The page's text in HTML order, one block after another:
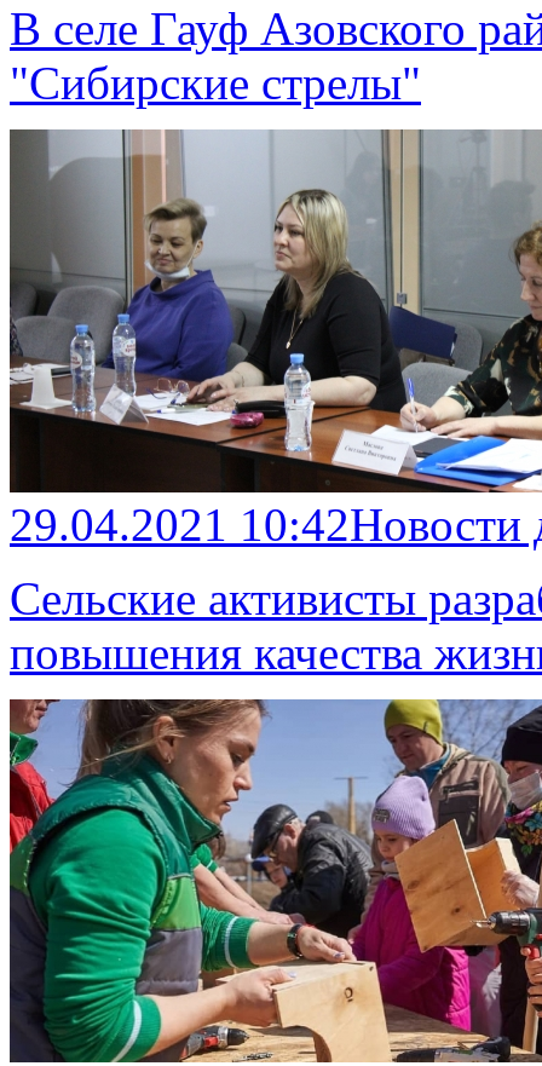
В селе Гауф Азовского
"Сибирские стрелы"
29.04.2021 10:42
Сельские активисты
повышения качества